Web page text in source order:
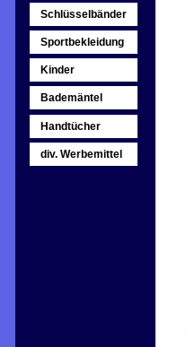
Schlüsselbänder
Sportbekleidung
Kinder
Bademäntel
Handtücher
div. Werbemittel